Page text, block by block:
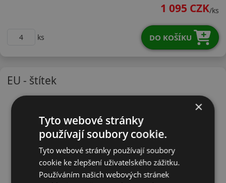
1 095 CZK/ks
ks DO KOŠÍKU
EU - štítek
×
Tyto webové stránky
používají soubory cookie.
Tyto webové stránky používají soubory
cookie ke zlepšení uživatelského zážitku.
Používáním našich webových stránek